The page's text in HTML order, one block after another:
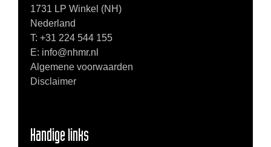
1731 LP Winkel (NH)
Nederland
T: +31 224 544 155
E: info@nhmr.nl
Algemene voorwaarden
Disclaimer
Handige links